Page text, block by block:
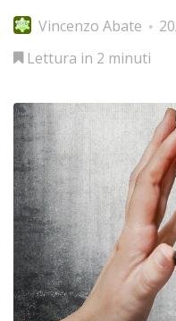
Vincenzo Abate
Lettura in 2 minuti